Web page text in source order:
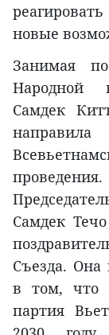
новые
Занимая
Народной
Самдек
Самдек
Съезда. Она
в том, что
партия